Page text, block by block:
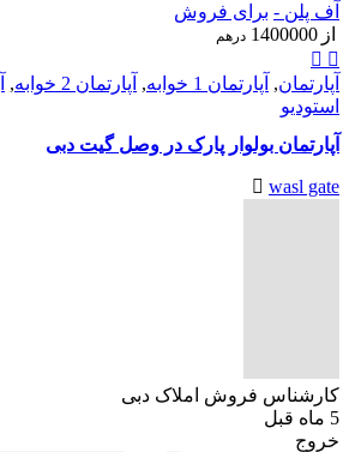
آف پلن - برای فروش
از 1400000 درهم
آپارتمان, آپارتمان 1 خوابه , آپارتمان 2 خوابه ,
استودیو
آپارتمان بولوار پارک در وصل گیت دبی
wasl gate
کارشناس فروش املاک دبی
5 ماه قبل
خروج